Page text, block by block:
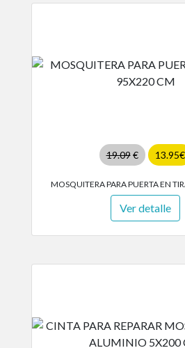
19.09€ 13.95€
MOSQUITERA PARA PUERTA EN
Ver detalle